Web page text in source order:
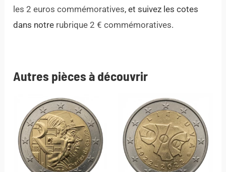
les 2 euros commémoratives, et suivez les cotes
dans notre rubrique 2 € commémoratives.
Autres pièces à découvrir